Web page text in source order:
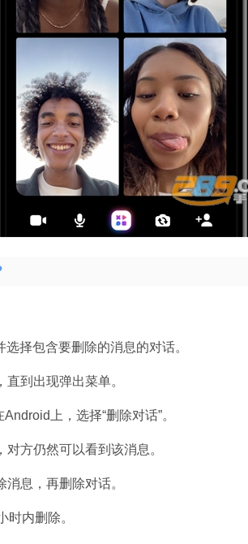
择包含要删除的消息的对话。
到出现弹出菜单。
上，选择“删除对话”。
方仍然可以看到该消息。
息，再删除对话。
时内删除。